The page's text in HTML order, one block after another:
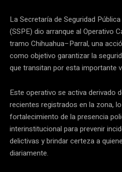
La Secretaría de Seguridad
(SSPE) dio arranque al Operativo
tramo Chihuahua–Parral, una
como objetivo garantizar la
que transitan por esta importante
Este operativo se activa derivado
recientes registrados en la zona,
fortalecimiento de la presencia
interinstitucional para prevenir
delictivas y brindar certeza a
diariamente.